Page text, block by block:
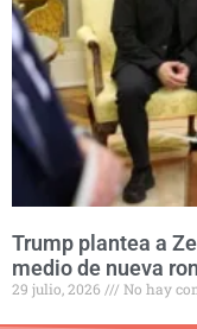
Trump plantea a
medio de nueva
29 julio, 2026 No hay